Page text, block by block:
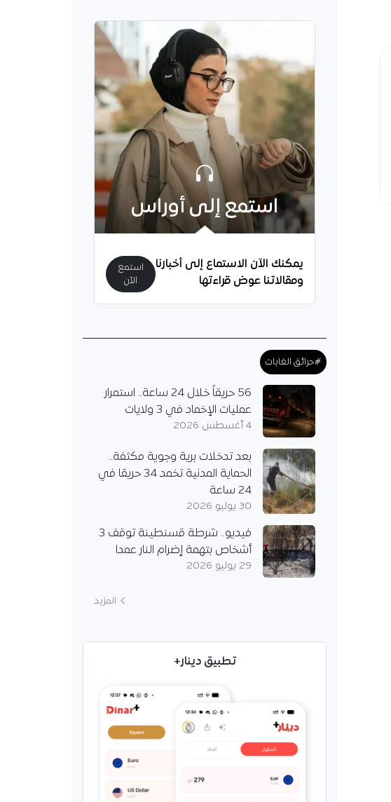
استمع إلى أوراس
يمكنك الآن الاستماع إلى أخبارنا
ومقالاتنا عوض قراءتها
استمع
الآن
#حرائق الغابات
56 حريقاً خلال 24 ساعة.. استمرار
عمليات الإخماد في 3 ولايات
4 أغسطس 2026
بعد تدخلات برية وجوية مكثفة..
الحماية المدنية تخمد 34 حريقا في
24 ساعة
30 يوليو 2026
فيديو.. شرطة قسنطينة توقف 3
أشخاص بتهمة إضرام النار عمدا
29 يوليو 2026
المزيد
تطبيق دينار+